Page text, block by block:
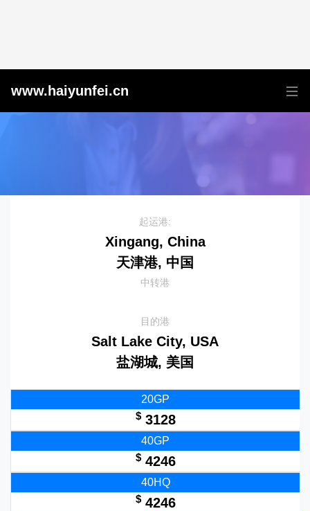
www.haiyunfei.cn
起运港:
Xingang, China
天津港, 中国
中转港
目的港
Salt Lake City, USA
盐湖城, 美国
20GP
$3128
40GP
$4246
40HQ
$4246